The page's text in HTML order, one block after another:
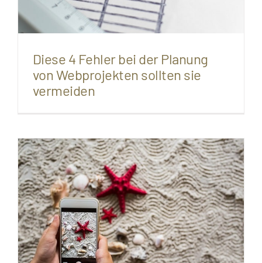
Diese 4 Fehler bei der Planung
von Webprojekten sollten sie
vermeiden